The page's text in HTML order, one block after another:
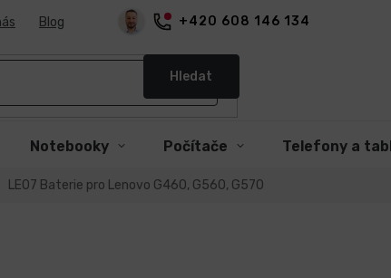
+420 608 146 134
Blog
Hledat
Notebooky Počítače Telefony a
LE07 Baterie pro Lenovo G460, G560, G570